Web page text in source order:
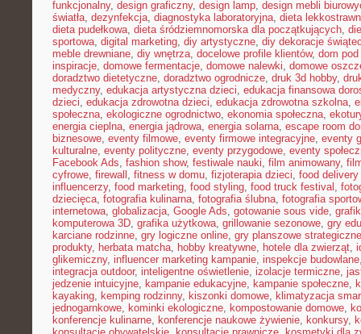
funkcjonalny, design graficzny, design lamp, design mebli
światła, dezynfekcja, diagnostyka laboratoryjna, dieta
dieta pudełkowa, dieta śródziemnomorska dla początkujących,
sportowa, digital marketing, diy artystyczne, diy dekoracje
meble drewniane, diy wnętrza, docelowe profile klientów, dom
inspiracje, domowe fermentacje, domowe nalewki, domowe
doradztwo dietetyczne, doradztwo ogrodnicze, druk 3d hobby,
medyczny, edukacja artystyczna dzieci, edukacja finansowa
dzieci, edukacja zdrowotna dzieci, edukacja zdrowotna szkolna,
społeczna, ekologiczne ogrodnictwo, ekonomia społeczna,
energia cieplna, energia jądrowa, energia solarna, escape room
biznesowe, eventy filmowe, eventy firmowe integracyjne, eventy
kulturalne, eventy polityczne, eventy przygodowe, eventy
Facebook Ads, fashion show, festiwale nauki, film animowany,
cyfrowe, firewall , fitness w domu, fizjoterapia dzieci, food delivery
influencerzy, food marketing, food styling, food truck festival ,
dziecięca, fotografia kulinarna, fotografia ślubna, fotografia
internetowa, globalizacja, Google Ads, gotowanie sous vide,
komputerowa 3D, grafika użytkowa, grillowanie sezonowe, gry
karciane rodzinne, gry logiczne online, gry planszowe strategiczne
produkty, herbata matcha, hobby kreatywne, hotele dla zwierząt,
glikemiczny, influencer marketing kampanie, inspekcje budowlane
integracja outdoor, inteligentne oświetlenie, izolacje termiczne,
jedzenie intuicyjne, kampanie edukacyjne, kampanie społeczne,
kayaking, kemping rodzinny, kiszonki domowe, klimatyzacja
jednogarnkowe, kominki ekologiczne, kompostowanie domowe,
konferencje kulinarne, konferencje naukowe żywienie, konkursy,